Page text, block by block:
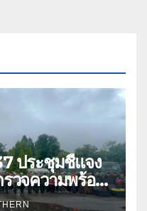
ประชุมชี้แจง
วจความพร้อม
รณภัย